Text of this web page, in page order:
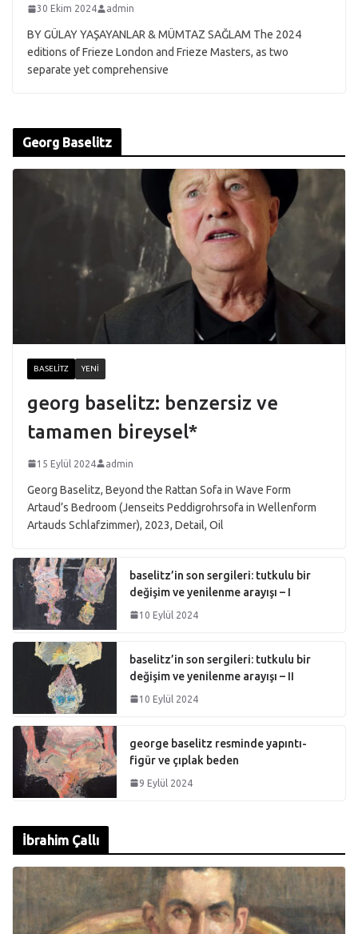
30 Ekim 2024 admin
BY GÜLAY YAŞAYANLAR & MÜMTAZ SAĞLAM The 2024
editions of Frieze London and Frieze Masters, as two
separate yet comprehensive
Georg Baselitz
BASELITZ YENI
georg baselitz: benzersiz ve
tamamen bireysel*
15 Eylül 2024 admin
Georg Baselitz, Beyond the Rattan Sofa in Wave Form
Artaud’s Bedroom (Jenseits Peddigrohrsofa in Wellenform
Artauds Schlafzimmer), 2023, Detail, Oil
baselitz’in son sergileri: tutkulu bir
değişim ve yenilenme arayışı – I
10 Eylül 2024
baselitz’in son sergileri: tutkulu bir
değişim ve yenilenme arayışı – II
10 Eylül 2024
george baselitz resminde yapıntı-
figür ve çıplak beden
9 Eylül 2024
İbrahim Çallı